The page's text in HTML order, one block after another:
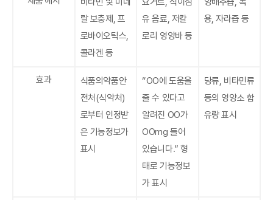
랄 보충제, 프
로바이오틱스,
콜라겐 등
유 음료, 저칼
로리 영양바 등
용, 자라즙 등
효과
식품의약품안
전처(식약처)
로부터 인정받
은 기능정보가
표시
“OO에 도움을
줄 수 있다고
알려진 OO가
OOmg 들어
있습니다.” 형
태로 기능정보
가 표시
당류, 비타민류
등의 영양소 함
유량 표시